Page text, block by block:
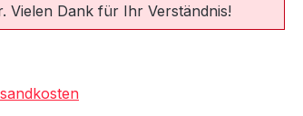
Vielen Dank für Ihr Verständnis!